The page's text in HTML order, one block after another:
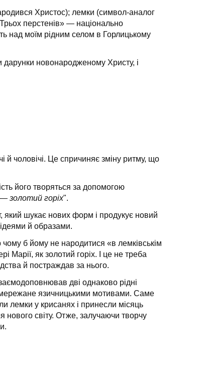
Христос); лемки (символ-аналог
перстенів» — національно
над моїм рідним селом в Горлицькому
дарунки новонародженому Христу, і
й чоловічі. Це спричиняє зміну ритму, що
його творяться за допомогою
— золотий горіх".
який шукає нових форм і продукує новий
й образами.
б йому не народитися «в лемківськім
Марії, як золотий горіх. І це не треба
й постраждав за нього.
дві однаково рідні
язичницькими мотивами. Саме
лемки у крисанях і принесли місяць
світу. Отже, залучаючи творчу